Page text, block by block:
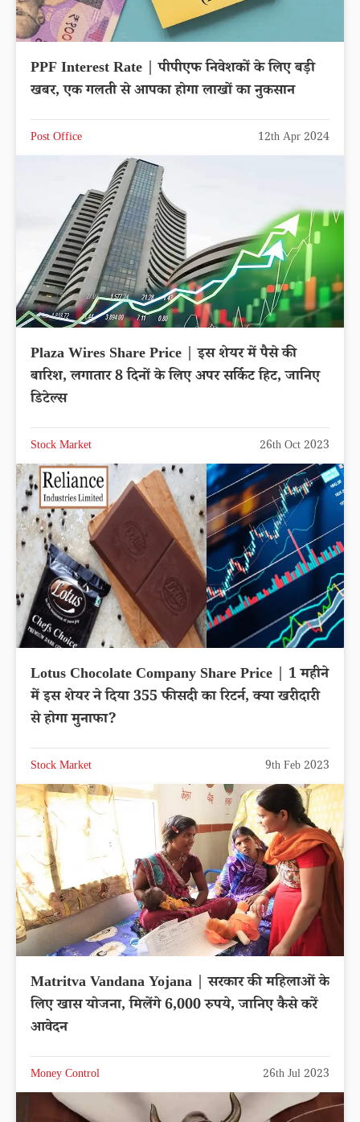
PPF Interest Rate | पीपीएफ निवेशकों के लिए बड़ी
खबर, एक गलती से आपका होगा लाखों का नुकसान
Post Office 12th Apr 2024
Plaza Wires Share Price | इस शेयर में पैसे की
बारिश, लगातार 8 दिनों के लिए अपर सर्किट हिट, जानिए
डिटेल्स
Stock Market 26th Oct 2023
Lotus Chocolate Company Share Price | 1 महीने
में इस शेयर ने दिया 355 फीसदी का रिटर्न, क्या खरीदारी
से होगा मुनाफा?
Stock Market 9th Feb 2023
Matritva Vandana Yojana | सरकार की महिलाओं के
लिए खास योजना, मिलेंगे 6,000 रुपये, जानिए कैसे करें
आवेदन
Money Control 26th Jul 2023